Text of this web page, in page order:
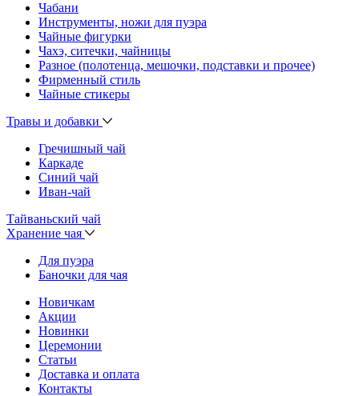
Чабани
Инструменты, ножи для пуэра
Чайные фигурки
Чахэ, ситечки, чайницы
Разное (полотенца, мешочки, подставки и прочее)
Фирменный стиль
Чайные стикеры
Травы и добавки
Гречишный чай
Каркаде
Синий чай
Иван-чай
Тайваньский чай
Хранение чая
Для пуэра
Баночки для чая
Новичкам
Акции
Новинки
Церемонии
Статьи
Доставка и оплата
Контакты